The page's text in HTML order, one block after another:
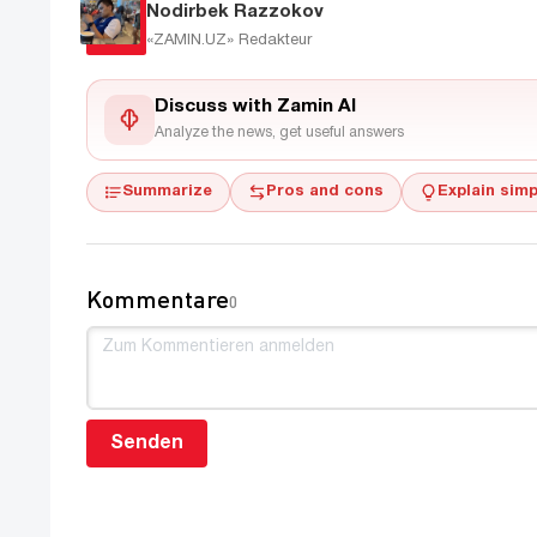
Nodirbek Razzokov
«ZAMIN.UZ» Redakteur
Discuss with Zamin AI
Analyze the news, get useful answers
Summarize Pros and cons Explain
Kommentare0
Senden